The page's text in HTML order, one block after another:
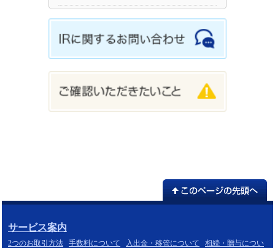
サービス案内
2つのお取引方法 手数料について 入出金・移管について
相続・贈与につい